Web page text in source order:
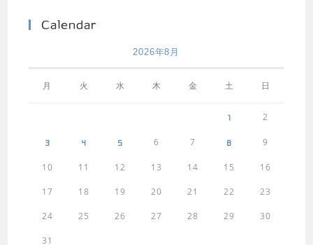
Calendar
2026年8月
月 火 水 木 金 土 日
1 2
3 4 5 6 7 8 9
10 11 12 13 14 15 16
17 18 19 20 21 22 23
24 25 26 27 28 29 30
31